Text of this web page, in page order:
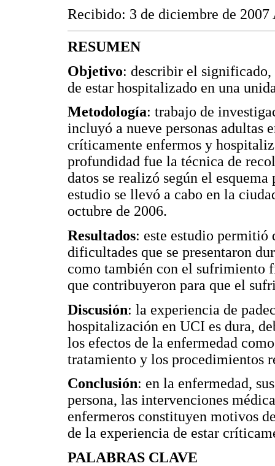
Recibido: 3 de diciembre de
RESUMEN
Objetivo: describir el significado,
de estar hospitalizado en una
Metodología: trabajo de
incluyó a nueve personas adultas
críticamente enfermos y
profundidad fue la técnica de
datos se realizó según el
estudio se llevó a cabo en la
octubre de 2006.
Resultados: este estudio
dificultades que se presentaron
como también con el sufrimiento
que contribuyeron para que el
Discusión: la experiencia de
hospitalización en UCI es dura,
los efectos de la enfermedad
tratamiento y los procedimientos
Conclusión: en la enfermedad,
persona, las intervenciones
enfermeros constituyen motivos
de la experiencia de estar
PALABRAS CLAVE